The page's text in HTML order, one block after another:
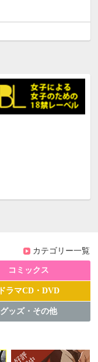
カテゴリー一覧
コミックス
ドラマCD・DVD
グッズ・その他